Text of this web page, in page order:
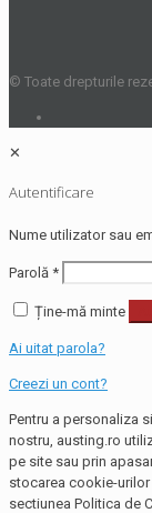
© Toate drepturile
✕
Autentificare
Nume utilizator sau
Parolă *
Ține-mă minte
Ai uitat parola?
Creezi un cont?
Pentru a personaliza
nostru, austing.ro
pe site sau prin
stocarea cookie-
sectiunea Politica de